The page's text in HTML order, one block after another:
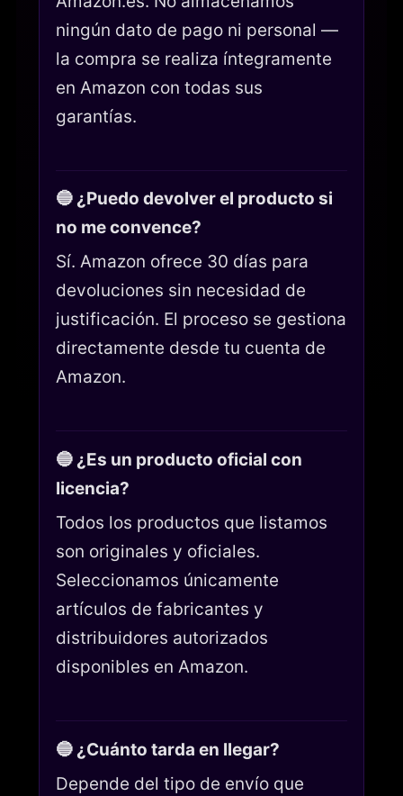
ningún dato de pago ni personal —
la compra se realiza íntegramente
en Amazon con todas sus
garantías.
🔵 ¿Puedo devolver el producto si
no me convence?
Sí. Amazon ofrece 30 días para
devoluciones sin necesidad de
justificación. El proceso se gestiona
directamente desde tu cuenta de
Amazon.
🔵 ¿Es un producto oficial con
licencia?
Todos los productos que listamos
son originales y oficiales.
Seleccionamos únicamente
artículos de fabricantes y
distribuidores autorizados
disponibles en Amazon.
🔵 ¿Cuánto tarda en llegar?
Depende del tipo de envío que